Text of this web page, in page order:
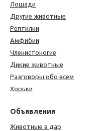
Лошади
Другие животные
Рептилии
Амфибии
Членистоногие
Дикие животные
Разговоры обо всем
Хорьки
Объявления
Животные в дар